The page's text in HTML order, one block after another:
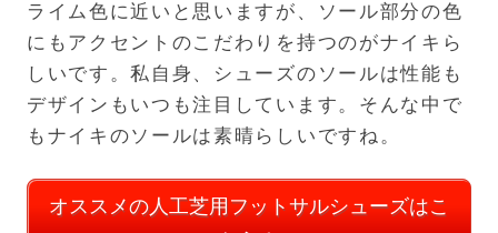
ライム色に近いと思いますが、ソール部分の色
にもアクセントのこだわりを持つのがナイキら
しいです。私自身、シューズのソールは性能も
デザインもいつも注目しています。そんな中で
もナイキのソールは素晴らしいですね。
オススメの人工芝用フットサルシューズはこ